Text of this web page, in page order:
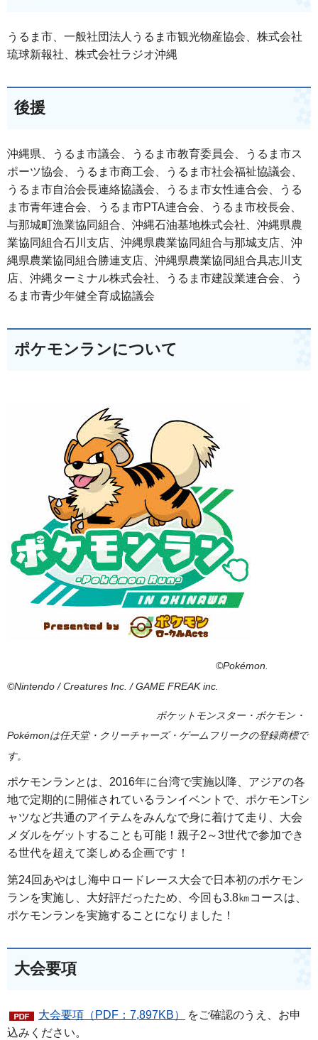
うるま市、一般社団法人うるま市観光物産協会、株式会社
琉球新報社、株式会社ラジオ沖縄
後援
沖縄県、うるま市議会、うるま市教育委員会、うるま市ス
ポーツ協会、うるま市商工会、うるま市社会福祉協議会、
うるま市自治会長連絡協議会、うるま市女性連合会、うる
ま市青年連合会、うるま市PTA連合会、うるま市校長会、
与那城町漁業協同組合、沖縄石油基地株式会社、沖縄県農
業協同組合石川支店、沖縄県農業協同組合与那城支店、沖
縄県農業協同組合勝連支店、沖縄県農業協同組合具志川支
店、沖縄ターミナル株式会社、うるま市建設業連合会、う
るま市青少年健全育成協議会
ポケモンランについて
©Pokémon.
©Nintendo / Creatures Inc. / GAME FREAK inc.
ポケットモンスター・ポケモン・
Pokémonは任天堂・クリーチャーズ・ゲームフリークの登録商標で
す。
ポケモンランとは、2016年に台湾で実施以降、アジアの各
地で定期的に開催されているランイベントで、ポケモンTシ
ャツなど共通のアイテムをみんなで身に着けて走り、大会
メダルをゲットすることも可能！親子2～3世代で参加でき
る世代を超えて楽しめる企画です！
第24回あやはし海中ロードレース大会で日本初のポケモン
ランを実施し、大好評だったため、今回も3.8㎞コースは、
ポケモンランを実施することになりました！
大会要項
大会要項（PDF：7,897KB）
をご確認のうえ、お申
込みください。